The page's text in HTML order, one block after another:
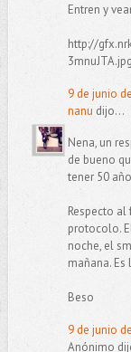
Entren y
http://
3mnuJTA.jpg
9 de junio
nanu dijo...
Nena, un
de bueno
tener 50
Respecto al
protocolo.
noche, el
mañana. Es
Beso
9 de junio
Anónimo